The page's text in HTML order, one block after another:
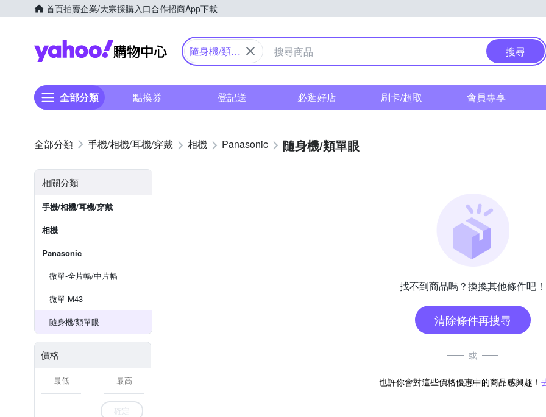
首頁拍賣企業/大宗採購入口合作招商App下載
Yahoo購物中心
隨身機/類單
搜尋
全部分類 點換券 登記送 必逛好店 刷卡/超取 會員專享
手機/相機/耳機/穿戴 相機 Panasonic 隨身機/類單眼
相關分類
手機/相機/耳機/穿戴
相機
Panasonic
微單-全片幅/中片幅
微單-M43
隨身機/類單眼
價格
-
確定
找不到商品嗎？換換其他條件吧！
清除條件再搜尋
或
也許你會對這些價格優惠中的商品感興趣！